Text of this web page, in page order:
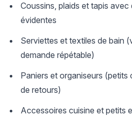
Coussins, plaids et tapis
évidentes
Serviettes et textiles de bain
demande répétable)
Paniers et organiseurs
de retours)
Accessoires cuisine et petits